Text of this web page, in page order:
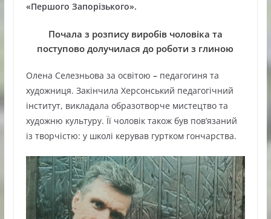
«Першого Запорізького».
Почала з розпису виробів чоловіка та
поступово долучилася до роботи з глиною
Олена Селезньова за освітою – педагогиня та
художниця. Закінчила Херсонський педагогічний
інститут, викладала образотворче мистецтво та
художню культуру. Її чоловік також був пов’язаний
із творчістю: у школі керував гуртком гончарства.